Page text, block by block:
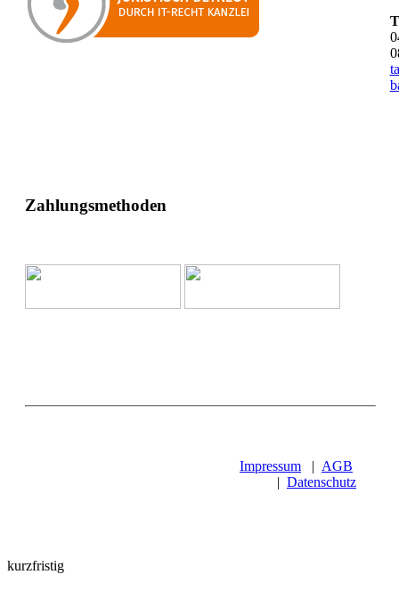
Zahlungsmethoden
Impressum | AGB
| Datenschutz
kurzfristig